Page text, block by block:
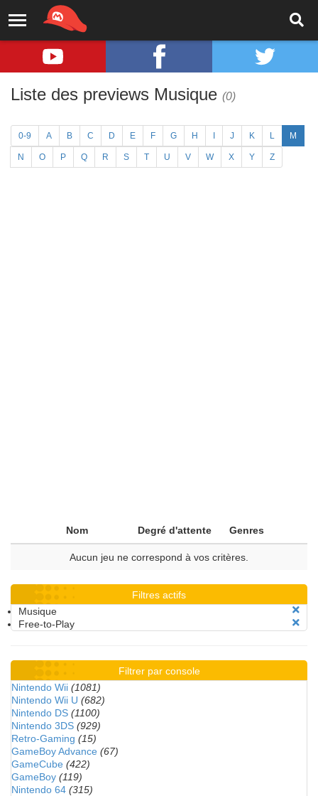
Liste des previews Musique (0)
0-9 A B C D E F G H J K L M
N O P Q R S T U V W X Y Z
Nom Degré d'attente Genres
Aucun jeu ne correspond à vos critères.
Filtres actifs
Musique
Free-to-Play
Filtrer par console
Nintendo Wii (1081)
Nintendo Wii U (682)
Nintendo DS (1100)
Nintendo 3DS (929)
Retro-Gaming (15)
GameBoy Advance (67)
GameCube (422)
GameBoy (119)
Nintendo 64 (315)